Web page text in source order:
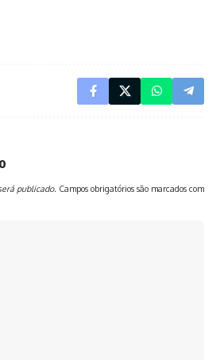
publicado. Campos obrigatórios são marcados com